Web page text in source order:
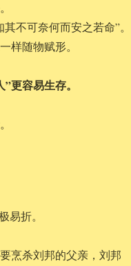
不可奈何而安之若命”。
样随物赋形。
更容易生存。
易折。
烹杀刘邦的父亲，刘邦